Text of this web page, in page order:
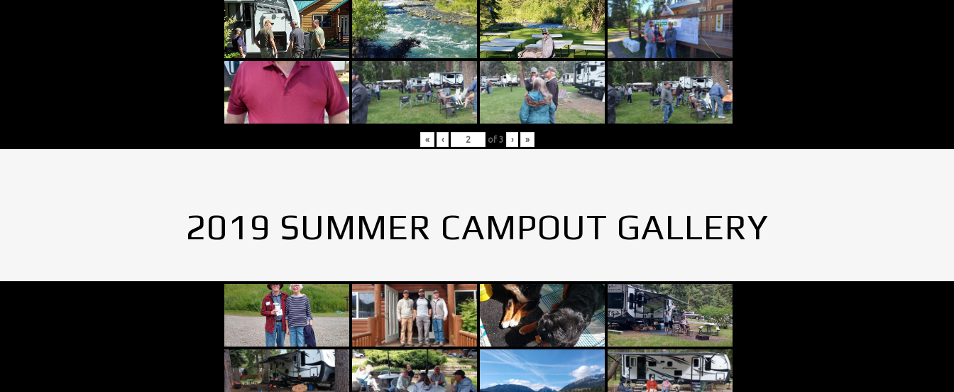
« ‹ of 3 › »
2019 SUMMER CAMPOUT GALLERY